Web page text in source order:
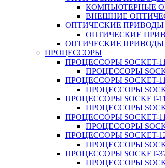
КОМПЬЮТЕРНЫЕ
ВНЕШНИЕ
ОПТИЧЕСКИЕ ПРИВОДЫ
ОПТИЧЕСКИЕ
ОПТИЧЕСКИЕ ПРИВОДЫ
ПРОЦЕССОРЫ
ПРОЦЕССОРЫ SOCKET-
ПРОЦЕССОРЫ
ПРОЦЕССОРЫ SOCKET-
ПРОЦЕССОРЫ
ПРОЦЕССОРЫ SOCKET-
ПРОЦЕССОРЫ
ПРОЦЕССОРЫ SOCKET-
ПРОЦЕССОРЫ
ПРОЦЕССОРЫ SOCKET-
ПРОЦЕССОРЫ
ПРОЦЕССОРЫ SOCKET-
ПРОЦЕССОРЫ